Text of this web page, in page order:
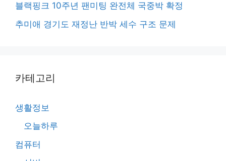
블랙핑크 10주년 팬미팅 완전체 국중박 확정
추미애 경기도 재정난 반박 세수 구조 문제
카테고리
생활정보
오늘하루
컴퓨터